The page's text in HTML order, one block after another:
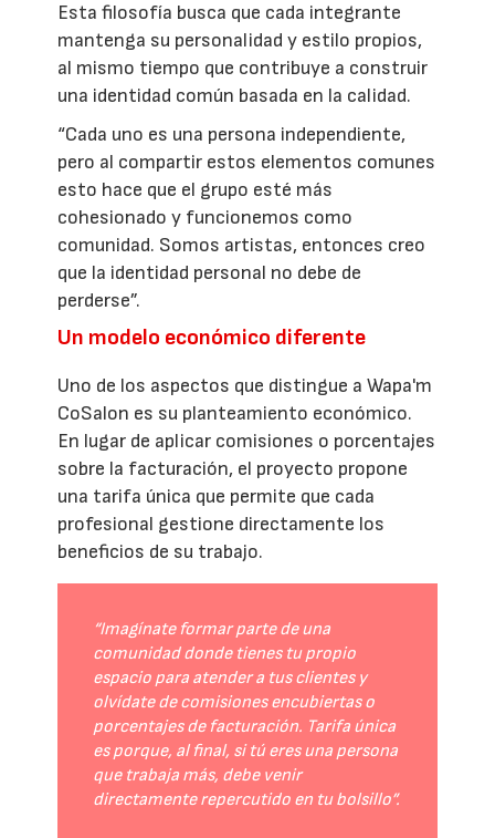
Esta filosofía busca que cada integrante
mantenga su personalidad y estilo propios,
al mismo tiempo que contribuye a construir
una identidad común basada en la calidad.
“Cada uno es una persona independiente,
pero al compartir estos elementos comunes
esto hace que el grupo esté más
cohesionado y funcionemos como
comunidad. Somos artistas, entonces creo
que la identidad personal no debe de
perderse”.
Un modelo económico diferente
Uno de los aspectos que distingue a Wapa'm
CoSalon es su planteamiento económico.
En lugar de aplicar comisiones o porcentajes
sobre la facturación, el proyecto propone
una tarifa única que permite que cada
profesional gestione directamente los
beneficios de su trabajo.
“Imagínate formar parte de una
comunidad donde tienes tu propio
espacio para atender a tus clientes y
olvídate de comisiones encubiertas o
porcentajes de facturación. Tarifa única
es porque, al final, si tú eres una persona
que trabaja más, debe venir
directamente repercutido en tu bolsillo”.